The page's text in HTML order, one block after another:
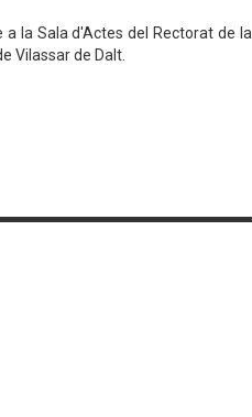
la Sala d'Actes del Rectorat de la
Vilassar de Dalt.